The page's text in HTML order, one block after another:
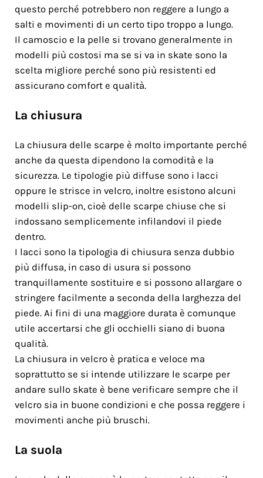
questo perché potrebbero non reggere a lungo a
salti e movimenti di un certo tipo troppo a lungo.
Il camoscio e la pelle si trovano generalmente in
modelli più costosi ma se si va in skate sono la
scelta migliore perché sono più resistenti ed
assicurano comfort e qualità.
La chiusura
La chiusura delle scarpe è molto importante perché
anche da questa dipendono la comodità e la
sicurezza. Le tipologie più diffuse sono i lacci
oppure le strisce in velcro, inoltre esistono alcuni
modelli slip-on, cioè delle scarpe chiuse che si
indossano semplicemente infilandovi il piede
dentro.
I lacci sono la tipologia di chiusura senza dubbio
più diffusa, in caso di usura si possono
tranquillamente sostituire e si possono allargare o
stringere facilmente a seconda della larghezza del
piede. Ai fini di una maggiore durata è comunque
utile accertarsi che gli occhielli siano di buona
qualità.
La chiusura in velcro è pratica e veloce ma
soprattutto se si intende utilizzare le scarpe per
andare sullo skate è bene verificare sempre che il
velcro sia in buone condizioni e che possa reggere i
movimenti anche più bruschi.
La suola